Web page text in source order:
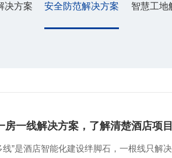
决方案 安全防范解决方案 智慧工地
房一线解决方案，了解清楚酒店项
线”是酒店智能化建设绊脚石，一根线只解